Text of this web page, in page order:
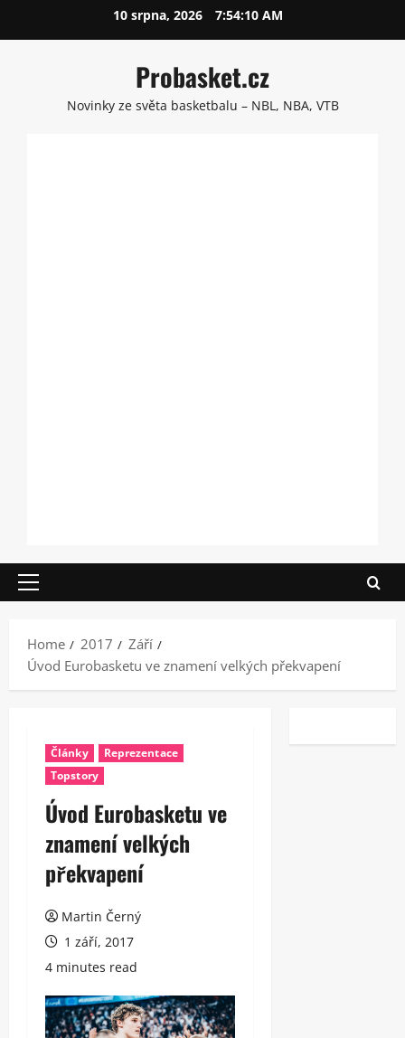
10 srpna, 2026 7:54:10 AM
Probasket.cz
Novinky ze světa basketbalu – NBL, NBA, VTB
Primary
Home
2017
Září
Úvod Eurobasketu ve znamení velkých překvapení
Články
Reprezentace
Topstory
Úvod Eurobasketu ve
znamení velkých
překvapení
Martin Černý
1 září, 2017
4 minutes read